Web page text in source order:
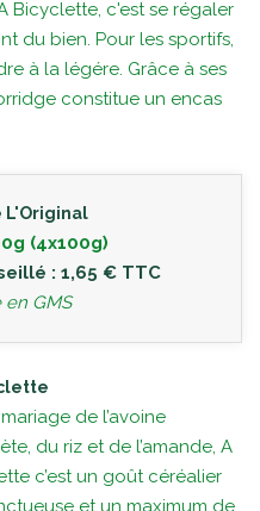
Bicyclette, c'est se régaler
du bien. Pour les sportifs,
à la légére. Grâce à ses
constitue un encas
L'Original
(4x100g)
: 1,65 € TTC
en GMS
de l’avoine
du riz et de l’amande, A
c’est un goût céréalier
et un maximum de